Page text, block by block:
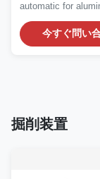
automatic for
Bar Bending...
今すぐ問い
掘削装置